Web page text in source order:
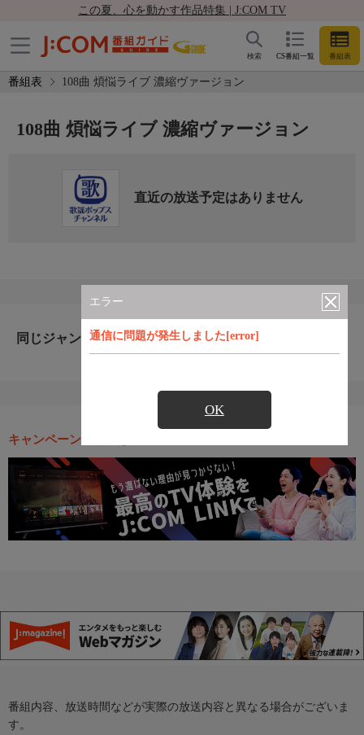
この夏、心を動かす作品特集 | J:COM TV
CS番組一覧 番組表
検索
番組表 108曲 煩悩ライブ 濃縮ヴァージョン
エラー
通信に問題が発生しました[error]
OK
108曲 煩悩ライブ 濃縮ヴァージョン
直近の放送予定はありません
同じジャンルのおすすめ番組
キャンペーン・お得な情報
番組内容、放送時間などが実際の放送内容と異なる場合がございま
す。